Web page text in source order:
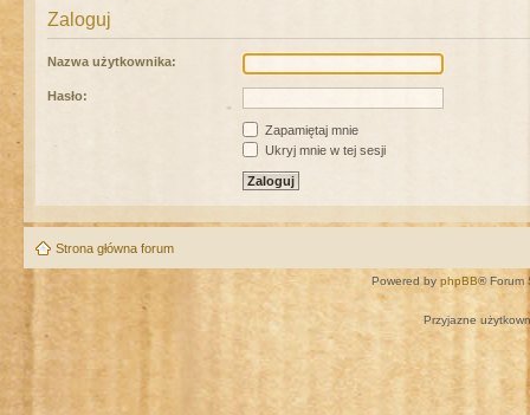
Zaloguj
Nazwa użytkownika:
Hasło:
Zapamiętaj mnie
Ukryj mnie w tej sesji
Strona główna forum
Powered by phpBB® Forum
Przyjazne